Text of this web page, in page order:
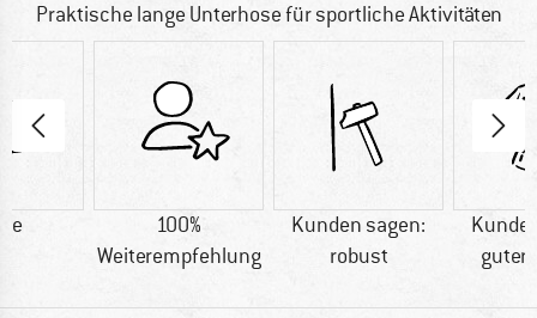
Praktische lange Unterhose für sportliche Aktivitäten
100%
Weiterempfehlung
Kunden sagen:
robust
guter